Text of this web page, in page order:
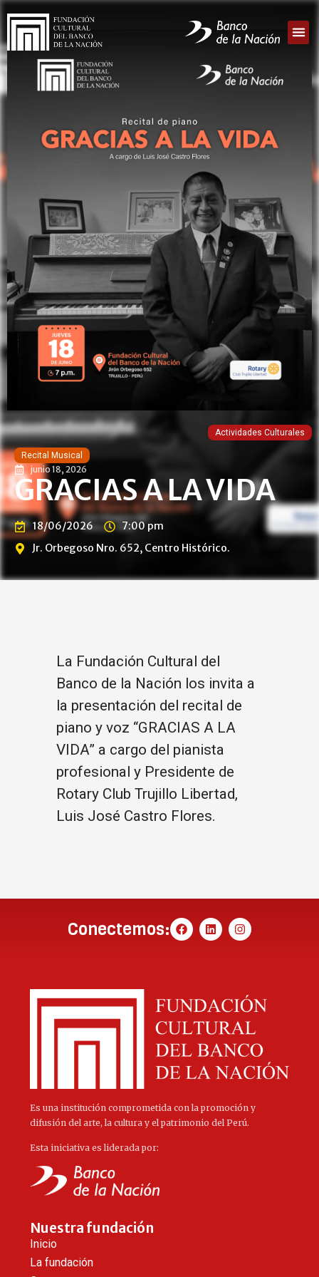
Actividades Culturales
Recital Musical
junio 18, 2026
GRACIAS A LA VIDA
18/06/2026
7:00 pm
Jr. Orbegoso Nro. 652, Centro Histórico.
La Fundación Cultural del
Banco de la Nación los invita a
la presentación del recital de
piano y voz “GRACIAS A LA
VIDA” a cargo del pianista
profesional y Presidente de
Rotary Club Trujillo Libertad,
Luis José Castro Flores.
Conectemos:
Es una institución comprometida con la promoción y
difusión del arte, la cultura y el patrimonio del Perú.
Esta iniciativa es liderada por:
Nuestra fundación
Inicio
La fundación